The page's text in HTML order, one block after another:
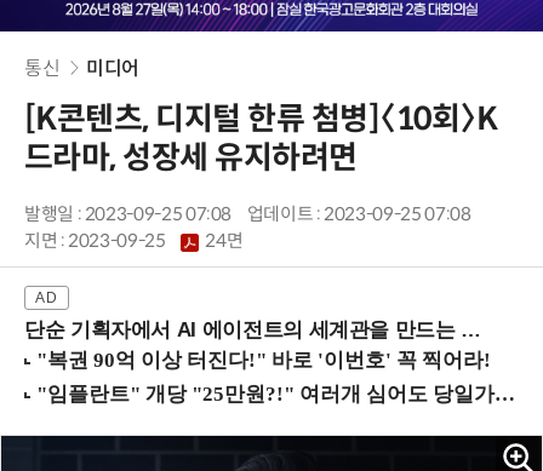
통신 미디어
[K콘텐츠, 디지털 한류 첨병]〈10회〉K
드라마, 성장세 유지하려면
발행일 : 2023-09-25 07:08
업데이트 : 2023-09-25 07:08
지면 :2023-09-25 24면
단순 기획자에서 AI 에이전트의 세계관을 만드는 지식 설계자로.. (8/20 강남역)